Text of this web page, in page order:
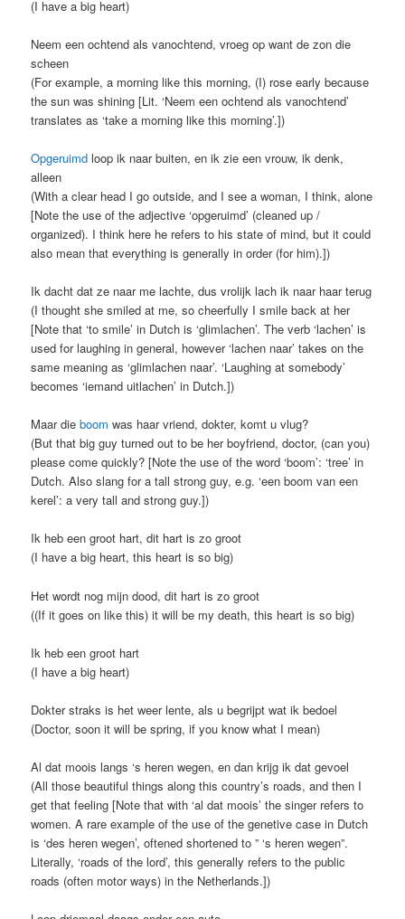
(I have a big heart)
Neem een ochtend als vanochtend, vroeg op want de zon die
scheen
(For example, a morning like this morning, (I) rose early because
the sun was shining [Lit. ‘Neem een ochtend als vanochtend’
translates as ‘take a morning like this morning’.])
Opgeruimd loop ik naar buiten, en ik zie een vrouw, ik denk,
alleen
(With a clear head I go outside, and I see a woman, I think, alone
[Note the use of the adjective ‘opgeruimd’ (cleaned up /
organized). I think here he refers to his state of mind, but it could
also mean that everything is generally in order (for him).])
Ik dacht dat ze naar me lachte, dus vrolijk lach ik naar haar terug
(I thought she smiled at me, so cheerfully I smile back at her
[Note that ‘to smile’ in Dutch is ‘glimlachen’. The verb ‘lachen’ is
used for laughing in general, however ‘lachen naar’ takes on the
same meaning as ‘glimlachen naar’. ‘Laughing at somebody’
becomes ‘iemand uitlachen’ in Dutch.])
Maar dieboom was haar vriend, dokter, komt u vlug?
(But that big guy turned out to be her boyfriend, doctor, (can you)
please come quickly? [Note the use of the word ‘boom’: ‘tree’ in
Dutch. Also slang for a tall strong guy, e.g. ‘een boom van een
kerel’: a very tall and strong guy.])
Ik heb een groot hart, dit hart is zo groot
(I have a big heart, this heart is so big)
Het wordt nog mijn dood, dit hart is zo groot
((If it goes on like this) it will be my death, this heart is so big)
Ik heb een groot hart
(I have a big heart)
Dokter straks is het weer lente, als u begrijpt wat ik bedoel
(Doctor, soon it will be spring, if you know what I mean)
Al dat moois langs ‘s heren wegen, en dan krijg ik dat gevoel
(All those beautiful things along this country’s roads, and then I
get that feeling [Note that with ‘al dat moois’ the singer refers to
women. A rare example of the use of the genetive case in Dutch
is ‘des heren wegen’, oftened shortened to ” ‘s heren wegen”.
Literally, ‘roads of the lord’, this generally refers to the public
roads (often motor ways) in the Netherlands.])